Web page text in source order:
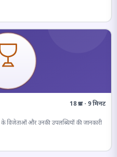
18 प्रश्न · 9 मिनट
और उनकी उपलब्धियों की जानकारी